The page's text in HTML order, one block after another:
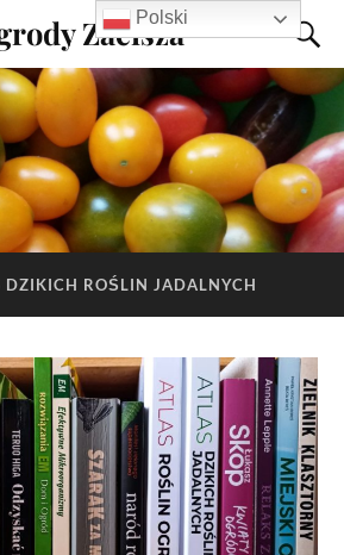
Zacisza
DZIKICH ROŚLIN JADALNYCH
Polski